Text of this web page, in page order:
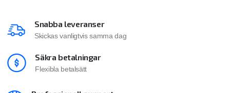
Snabba leveranser
Skickas vanligtvis samma dag
Säkra betalningar
Flexibla betalsätt